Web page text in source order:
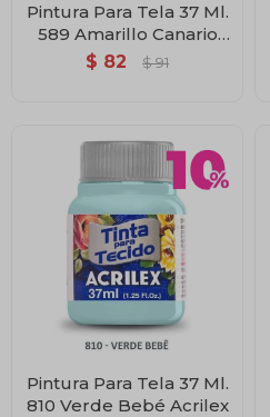
Pintura Para Tela 37 Ml.
589 Amarillo Canario
Acrilex
$ 82 $ 91
Pintura Para Tela 37 Ml.
810 Verde Bebé Acrilex